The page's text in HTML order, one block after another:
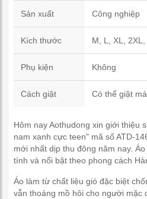
Sản xuất Công nghiệp
Kích thước M, L, XL, 2XL,
Phụ kiện Không
Cách giặt Có thể giặt
Hôm nay Aothudong xin giới thiệu
nam xanh cực teen" mã số ATD-
mới nhất dịp thu đông năm nay.
tính và nổi bật theo phong cách
Áo làm từ chất liệu gió đặc biệt
vẫn thoáng mồ hôi cho người mặc